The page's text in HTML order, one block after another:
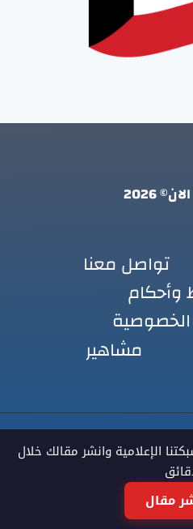
2026
تواصل معنا
مشاهير
الإعلامية وانشر مقالك خلال
مقال